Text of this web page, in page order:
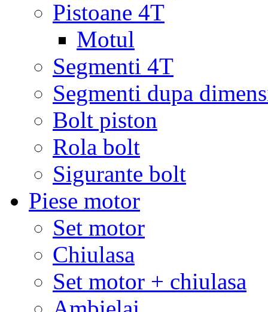
Pistoane 4T
Motul
Segmenti 4T
Segmenti dupa
Bolt piston
Rola bolt
Sigurante bolt
Piese motor
Set motor
Chiulasa
Set motor + chiulasa